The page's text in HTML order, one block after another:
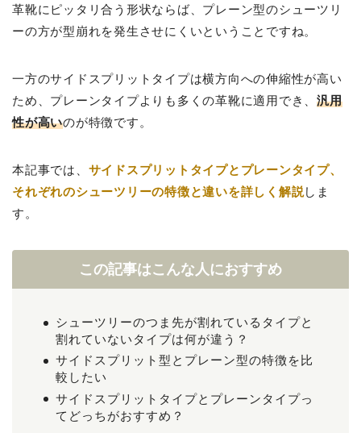
革靴にピッタリ合う形状ならば、プレーン型のシューツリ
ーの方が型崩れを発生させにくいということですね。
一方のサイドスプリットタイプは横方向への伸縮性が高い
ため、プレーンタイプよりも多くの革靴に適用でき、汎用
性が高いのが特徴です。
本記事では、 サイドスプリットタイプとプレーンタイプ、
それぞれのシューツリーの特徴と違いを詳しく解説しま
す。
この記事はこんな人におすすめ
シューツリーのつま先が割れているタイプと
割れていないタイプは何が違う？
サイドスプリット型とプレーン型の特徴を比
較したい
サイドスプリットタイプとプレーンタイプっ
てどっちがおすすめ？